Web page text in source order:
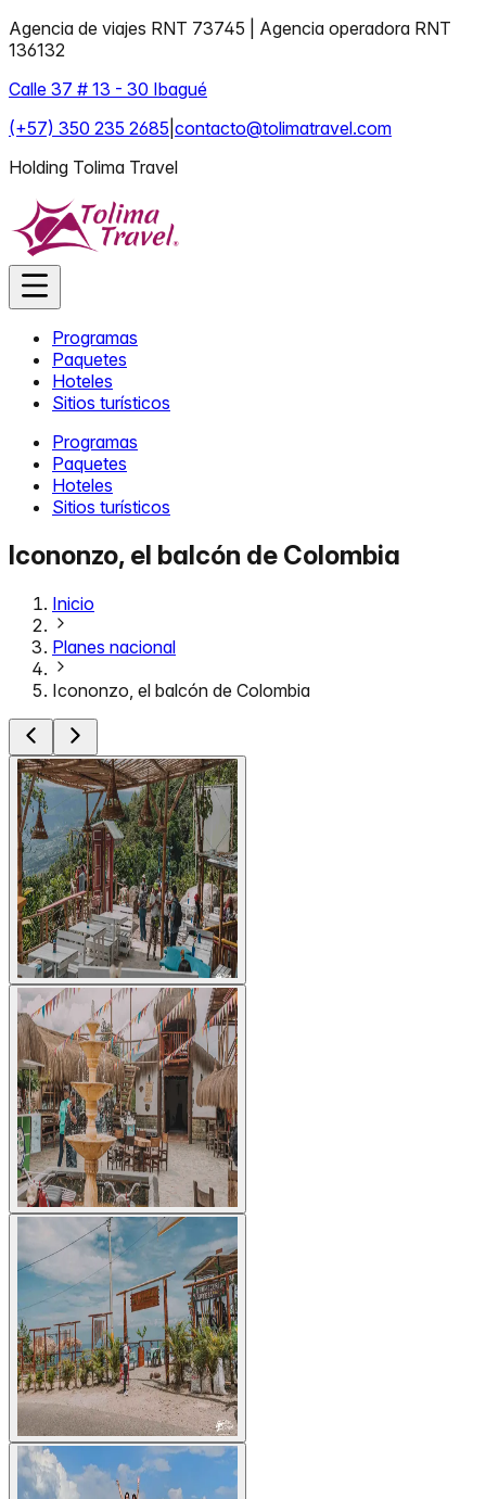
Agencia de viajes RNT 73745 | Agencia operadora RNT
136132
Calle 37 # 13 - 30 Ibagué
(+57) 350 235 2685 contacto@tolimatravel.com
Holding Tolima Travel
Programas
Paquetes
Hoteles
Sitios turísticos
Programas
Paquetes
Hoteles
Sitios turísticos
Icononzo, el balcón de Colombia
Inicio
Planes nacional
Icononzo, el balcón de Colombia